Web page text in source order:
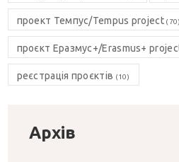
проект Темпус/Tempus project(70)
проєкт Еразмус+/Erasmus+
реєстрація проєктів (10)
Архів